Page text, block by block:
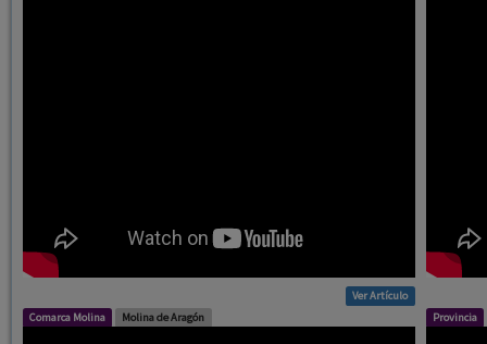
Ver Artículo
Comarca Molina Molina de Aragón Provincia